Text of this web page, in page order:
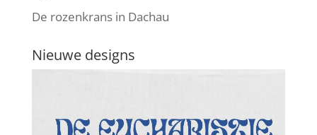
De rozenkrans in Dachau
Nieuwe designs